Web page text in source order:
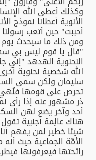
وكذلك أعطى الله
الأنوية أعطانا نموذج
أحببت" حين أتعب
ومن ذلك ما سيحدث يوم
"قال يا قوم ليس بي
النحنوية الهدهد "إني
الله شخصية نحنوية
سليمان ولكن سمى
تحرص على قومها فنُهي
ذر مشهور عنه إذا رأى
أحد وآخر يضع لهن
هناك عالِمة أجنبية
شيئا خطير لمن يفهم
الأمّة الجماعية حيث
رائحتها فيعرفونها